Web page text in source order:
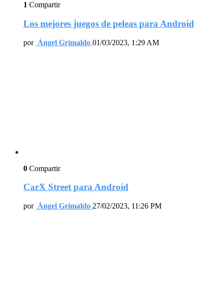
1 Compartir
Los mejores juegos de peleas para Android
por Ángel Grimaldo 01/03/2023, 1:29 AM
0 Compartir
CarX Street para Android
por Ángel Grimaldo 27/02/2023, 11:26 PM